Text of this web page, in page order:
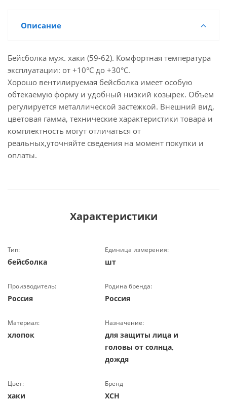
Описание
Бейсболка муж. хаки (59-62). Комфортная температура
эксплуатации: от +10°С до +30°С.
Хорошо вентилируемая бейсболка имеет особую
обтекаемую форму и удобный низкий козырек. Объем
регулируется металлической застежкой. Внешний вид,
цветовая гамма, технические характеристики товара и
комплектность могут отличаться от
реальных,уточняйте сведения на момент покупки и
оплаты.
Характеристики
Тип:
бейсболка
Единица измерения:
шт
Производитель:
Россия
Родина бренда:
Россия
Материал:
хлопок
Назначение:
для защиты лица и
головы от солнца,
дождя
Цвет:
хаки
Бренд
ХСН